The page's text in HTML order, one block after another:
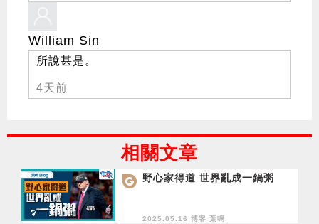
William Sin
所說甚是。
4天前
相關文章
野心家得道 世界亂成一鍋粥
2025.05.16 博客 葉鳴